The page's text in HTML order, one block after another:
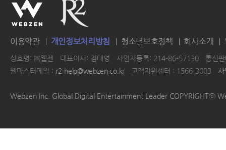
이용약관 개인정보처리방침 청소년보호정책 회사소개
상호명: ㈜웹젠 대표이사: 김태영 사업자등록: 214-86-57130
통신
웹마스터메일 : r2-help@webzen.co.kr 고객지원센터 : 1566-3003
Webzen Inc. Global Digital Entertainment Leader COPYRIGHTⓒ